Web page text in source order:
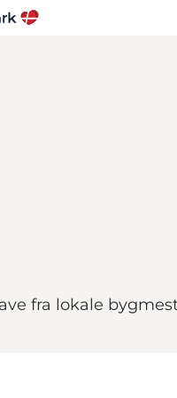
fra lokale